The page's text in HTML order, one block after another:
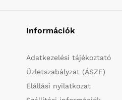
Információk
Adatkezelési tájékoztató
Üzletszabályzat (ÁSZF)
Elállási nyilatkozat